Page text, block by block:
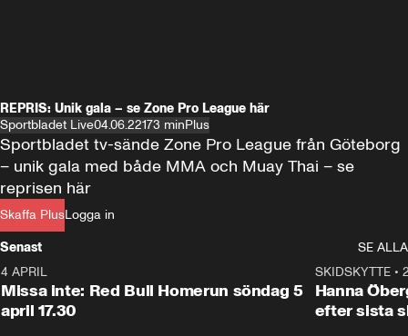
REPRIS: Unik gala – se Zone Pro League här
Sportbladet Live04.06.22173 minPlus
Skaffa PlusLogga in
Sportbladet tv-sände Zone Pro League från Göteborg
– unik gala med både MMA och Muay Thai – se
reprisen här
Senast
SE ALLA
4 APRIL
Missa inte: Red Bull Homerun söndag 5
april 17.30
SKIDSKYTTE•
Hanna
efter sista